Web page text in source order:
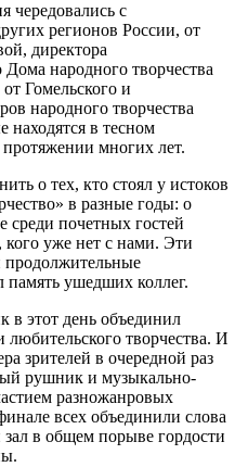
с
регионов России, от
директора
Дома народного творчества
Гомельского и
народного творчества
находятся в тесном
протяжении многих лет.
о тех, кто стоял у истоков
в разные годы: о
среди почетных гостей
кого уже нет с нами. Эти
продолжительные
память ушедших коллег.
в этот день объединил
творчества. И
зрителей в очередной раз
рушник и музыкально-
разножанровых
всех объединили слова
в общем порыве гордости